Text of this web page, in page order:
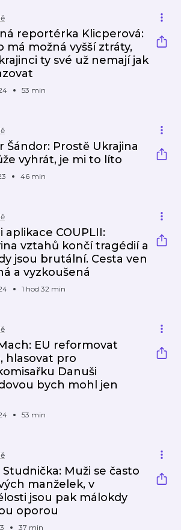
reportérka Klicperová:
má možná vyšší ztráty,
ty své už nemají jak
53 min
Šándor: Prostě Ukrajina
vyhrát, je mi to líto
46 min
aplikace COUPLII:
vztahů končí tragédií a
jsou brutální. Cesta ven
a vyzkoušená
1 hod 32 min
EU reformovat
hlasovat pro
Danuši
bych mohl jen
53 min
Studnička: Muži se často
manželek, v
jsou pak málokdy
oporou
37 min